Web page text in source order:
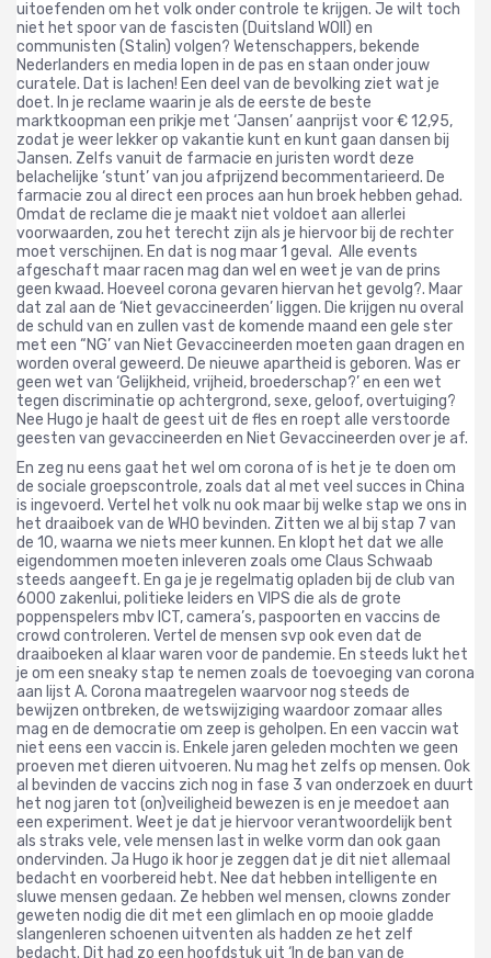
uitoefenden om het volk onder controle te krijgen. Je wilt toch
niet het spoor van de fascisten (Duitsland WOII) en
communisten (Stalin) volgen? Wetenschappers, bekende
Nederlanders en media lopen in de pas en staan onder jouw
curatele. Dat is lachen! Een deel van de bevolking ziet wat je
doet. In je reclame waarin je als de eerste de beste
marktkoopman een prikje met ‘Jansen’ aanprijst voor € 12,95,
zodat je weer lekker op vakantie kunt en kunt gaan dansen bij
Jansen. Zelfs vanuit de farmacie en juristen wordt deze
belachelijke ‘stunt’ van jou afprijzend becommentarieerd. De
farmacie zou al direct een proces aan hun broek hebben gehad.
Omdat de reclame die je maakt niet voldoet aan allerlei
voorwaarden, zou het terecht zijn als je hiervoor bij de rechter
moet verschijnen. En dat is nog maar 1 geval. Alle events
afgeschaft maar racen mag dan wel en weet je van de prins
geen kwaad. Hoeveel corona gevaren hiervan het gevolg?. Maar
dat zal aan de ‘Niet gevaccineerden’ liggen. Die krijgen nu overal
de schuld van en zullen vast de komende maand een gele ster
met een “NG’ van Niet Gevaccineerden moeten gaan dragen en
worden overal geweerd. De nieuwe apartheid is geboren. Was er
geen wet van ‘Gelijkheid, vrijheid, broederschap?’ en een wet
tegen discriminatie op achtergrond, sexe, geloof, overtuiging?
Nee Hugo je haalt de geest uit de fles en roept alle verstoorde
geesten van gevaccineerden en Niet Gevaccineerden over je af.
En zeg nu eens gaat het wel om corona of is het je te doen om
de sociale groepscontrole, zoals dat al met veel succes in China
is ingevoerd. Vertel het volk nu ook maar bij welke stap we ons in
het draaiboek van de WHO bevinden. Zitten we al bij stap 7 van
de 10, waarna we niets meer kunnen. En klopt het dat we alle
eigendommen moeten inleveren zoals ome Claus Schwaab
steeds aangeeft. En ga je je regelmatig opladen bij de club van
6000 zakenlui, politieke leiders en VIPS die als de grote
poppenspelers mbv ICT, camera’s, paspoorten en vaccins de
crowd controleren. Vertel de mensen svp ook even dat de
draaiboeken al klaar waren voor de pandemie. En steeds lukt het
je om een sneaky stap te nemen zoals de toevoeging van corona
aan lijst A. Corona maatregelen waarvoor nog steeds de
bewijzen ontbreken, de wetswijziging waardoor zomaar alles
mag en de democratie om zeep is geholpen. En een vaccin wat
niet eens een vaccin is. Enkele jaren geleden mochten we geen
proeven met dieren uitvoeren. Nu mag het zelfs op mensen. Ook
al bevinden de vaccins zich nog in fase 3 van onderzoek en duurt
het nog jaren tot (on)veiligheid bewezen is en je meedoet aan
een experiment. Weet je dat je hiervoor verantwoordelijk bent
als straks vele, vele mensen last in welke vorm dan ook gaan
ondervinden. Ja Hugo ik hoor je zeggen dat je dit niet allemaal
bedacht en voorbereid hebt. Nee dat hebben intelligente en
sluwe mensen gedaan. Ze hebben wel mensen, clowns zonder
geweten nodig die dit met een glimlach en op mooie gladde
slangenleren schoenen uitventen als hadden ze het zelf
bedacht. Dit had zo een hoofdstuk uit ‘In de ban van de